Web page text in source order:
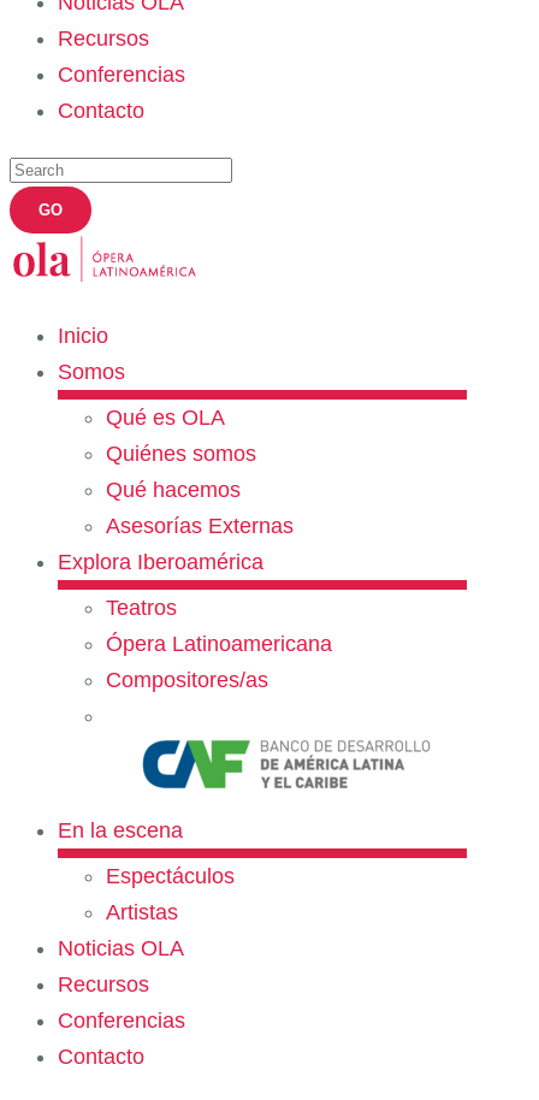
Recursos
Conferencias
Contacto
Inicio
Somos
Qué es OLA
Quiénes somos
Qué hacemos
Asesorías Externas
Explora Iberoamérica
Teatros
Ópera Latinoamericana
Compositores/as
En la escena
Espectáculos
Artistas
Noticias OLA
Recursos
Conferencias
Contacto